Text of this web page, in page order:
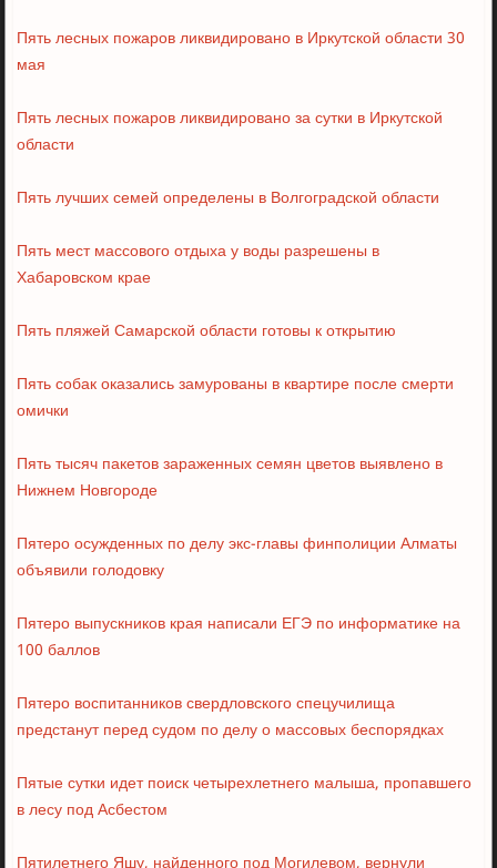
Пять лесных пожаров ликвидировано в Иркутской области 30
мая
Пять лесных пожаров ликвидировано за сутки в Иркутской
области
Пять лучших семей определены в Волгоградской области
Пять мест массового отдыха у воды разрешены в
Хабаровском крае
Пять пляжей Самарской области готовы к открытию
Пять собак оказались замурованы в квартире после смерти
омички
Пять тысяч пакетов зараженных семян цветов выявлено в
Нижнем Новгороде
Пятеро осужденных по делу экс-главы финполиции Алматы
объявили голодовку
Пятеро выпускников края написали ЕГЭ по информатике на
100 баллов
Пятеро воспитанников свердловского спецучилища
предстанут перед судом по делу о массовых беспорядках
Пятые сутки идет поиск четырехлетнего малыша, пропавшего
в лесу под Асбестом